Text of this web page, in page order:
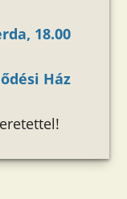
18.00
Ház